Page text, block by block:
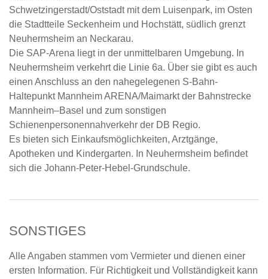
Schwetzingerstadt/Oststadt mit dem Luisenpark, im Osten
die Stadtteile Seckenheim und Hochstätt, südlich grenzt
Neuhermsheim an Neckarau.
Die SAP-Arena liegt in der unmittelbaren Umgebung. In
Neuhermsheim verkehrt die Linie 6a. Über sie gibt es auch
einen Anschluss an den nahegelegenen S-Bahn-
Haltepunkt Mannheim ARENA/Maimarkt der Bahnstrecke
Mannheim–Basel und zum sonstigen
Schienenpersonennahverkehr der DB Regio.
Es bieten sich Einkaufsmöglichkeiten, Arztgänge,
Apotheken und Kindergarten. In Neuhermsheim befindet
sich die Johann-Peter-Hebel-Grundschule.
SONSTIGES
Alle Angaben stammen vom Vermieter und dienen einer
ersten Information. Für Richtigkeit und Vollständigkeit kann